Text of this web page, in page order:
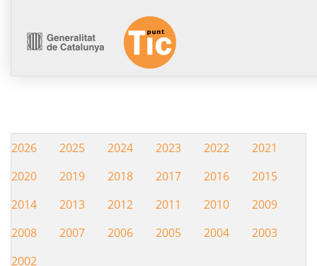
Hemeroteca
2026 2025 2024 2023 2022
2021
2020
2019 2018 2017 2016
2015
2014
2013 2012 2011 2010
2009
2008
2007 2006 2005 2004
2003
2002